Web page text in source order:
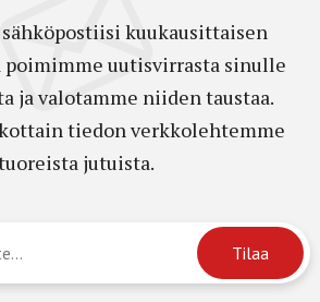
sähköpostiisi kuukausittaisen
poimimme uutisvirrasta sinulle
ja valotamme niiden taustaa.
tiedon verkkolehtemme
jutuista.